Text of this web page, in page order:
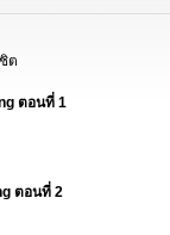
ต
ตอนที่ 1
ตอนที่ 2